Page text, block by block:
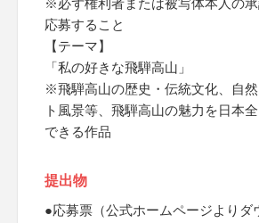
※必ず権利者または被写体本人の
応募すること
【テーマ】
「私の好きな飛騨高山」
※飛騨高山の歴史・伝統文化、自
ト風景等、飛騨高山の魅力を日本
できる作品
提出物
●応募票（公式ホームページよりダ